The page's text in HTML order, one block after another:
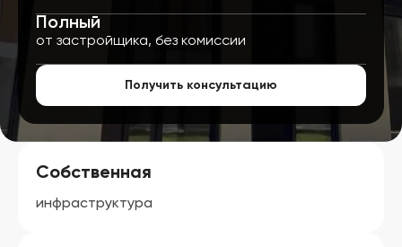
от застройщика, без комиссии
Полный
Получить консультацию
Собственная
инфраструктура